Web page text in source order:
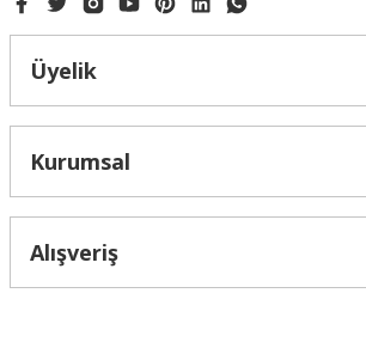
Üyelik
Kurumsal
Alışveriş